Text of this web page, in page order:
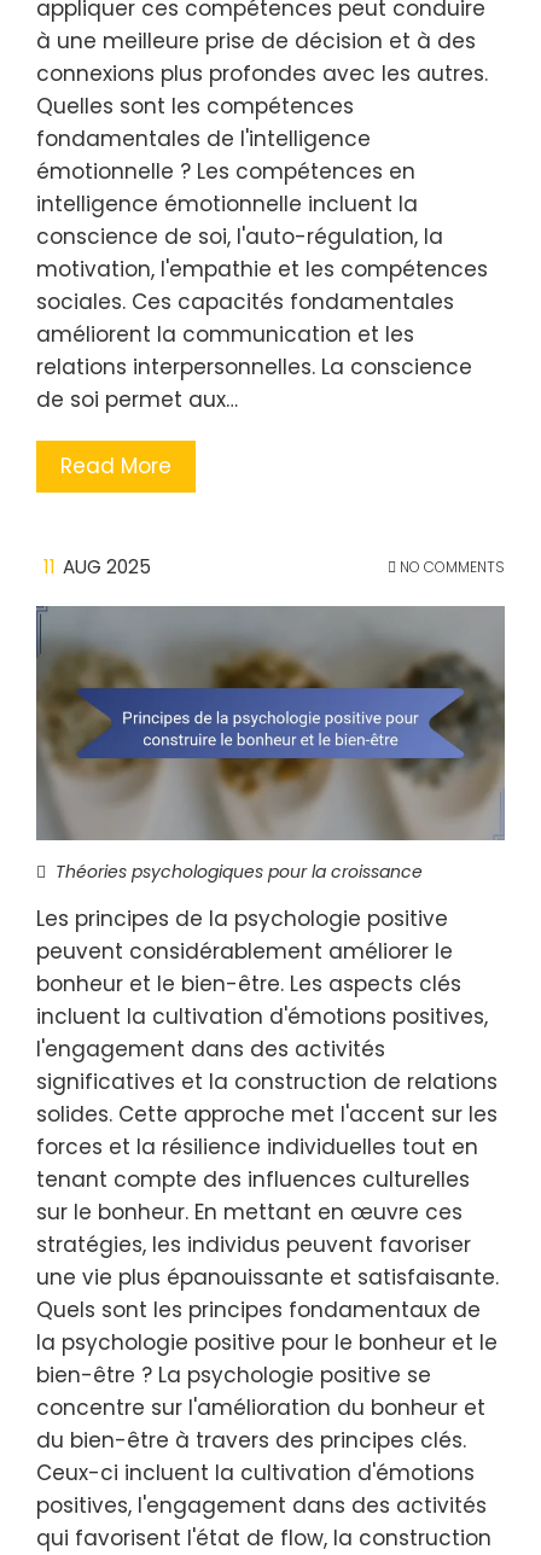
appliquer ces compétences peut conduire
à une meilleure prise de décision et à des
connexions plus profondes avec les autres.
Quelles sont les compétences
fondamentales de l'intelligence
émotionnelle ? Les compétences en
intelligence émotionnelle incluent la
conscience de soi, l'auto-régulation, la
motivation, l'empathie et les compétences
sociales. Ces capacités fondamentales
améliorent la communication et les
relations interpersonnelles. La conscience
de soi permet aux…
Read More
11 AUG 2025 NO COMMENTS
Théories psychologiques pour la croissance
Les principes de la psychologie positive
peuvent considérablement améliorer le
bonheur et le bien-être. Les aspects clés
incluent la cultivation d'émotions positives,
l'engagement dans des activités
significatives et la construction de relations
solides. Cette approche met l'accent sur les
forces et la résilience individuelles tout en
tenant compte des influences culturelles
sur le bonheur. En mettant en œuvre ces
stratégies, les individus peuvent favoriser
une vie plus épanouissante et satisfaisante.
Quels sont les principes fondamentaux de
la psychologie positive pour le bonheur et le
bien-être ? La psychologie positive se
concentre sur l'amélioration du bonheur et
du bien-être à travers des principes clés.
Ceux-ci incluent la cultivation d'émotions
positives, l'engagement dans des activités
qui favorisent l'état de flow, la construction